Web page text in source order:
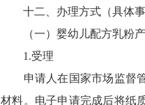
十二、办理方式（具体事
（一）婴幼儿配方乳粉产
1.受理
申请人在国家市场监督管
材料。电子申请完成后将纸